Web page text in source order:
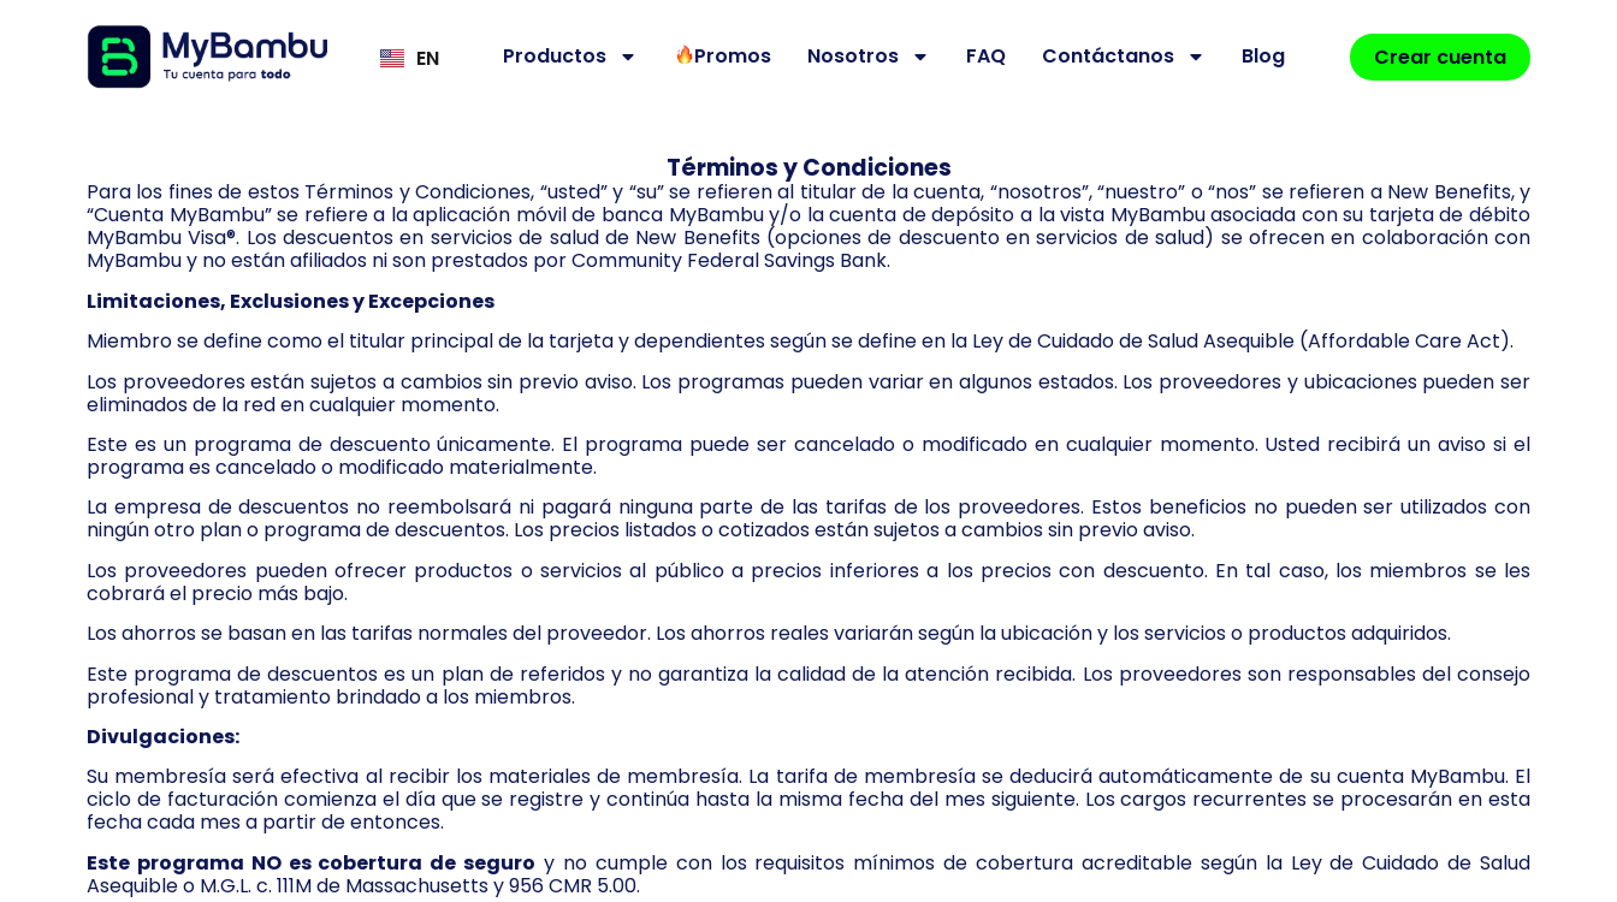
EN Crear cuenta
Productos Promos Nosotros FAQ Contáctanos Blog
Términos y Condiciones
Para los fines de estos Términos y Condiciones, “usted” y “su” se refieren al titular de la cuenta, “nosotros”, “nuestro” o “nos” se refieren a New Benefits, y
“Cuenta MyBambu” se refiere a la aplicación móvil de banca MyBambu y/o la cuenta de depósito a la vista MyBambu asociada con su tarjeta de débito
MyBambu Visa®. Los descuentos en servicios de salud de New Benefits (opciones de descuento en servicios de salud) se ofrecen en colaboración con
MyBambu y no están afiliados ni son prestados por Community Federal Savings Bank.
Limitaciones, Exclusiones y Excepciones
Miembro se define como el titular principal de la tarjeta y dependientes según se define en la Ley de Cuidado de Salud Asequible (Affordable Care Act).
Los proveedores están sujetos a cambios sin previo aviso. Los programas pueden variar en algunos estados. Los proveedores y ubicaciones pueden ser
eliminados de la red en cualquier momento.
Este es un programa de descuento únicamente. El programa puede ser cancelado o modificado en cualquier momento. Usted recibirá un aviso si el
programa es cancelado o modificado materialmente.
La empresa de descuentos no reembolsará ni pagará ninguna parte de las tarifas de los proveedores. Estos beneficios no pueden ser utilizados con
ningún otro plan o programa de descuentos. Los precios listados o cotizados están sujetos a cambios sin previo aviso.
Los proveedores pueden ofrecer productos o servicios al público a precios inferiores a los precios con descuento. En tal caso, los miembros se les
cobrará el precio más bajo.
Los ahorros se basan en las tarifas normales del proveedor. Los ahorros reales variarán según la ubicación y los servicios o productos adquiridos.
Este programa de descuentos es un plan de referidos y no garantiza la calidad de la atención recibida. Los proveedores son responsables del consejo
profesional y tratamiento brindado a los miembros.
Divulgaciones:
Su membresía será efectiva al recibir los materiales de membresía. La tarifa de membresía se deducirá automáticamente de su cuenta MyBambu. El
ciclo de facturación comienza el día que se registre y continúa hasta la misma fecha del mes siguiente. Los cargos recurrentes se procesarán en esta
fecha cada mes a partir de entonces.
Este programa NO es cobertura de seguro y no cumple con los requisitos mínimos de cobertura acreditable según la Ley de Cuidado de Salud
Asequible o M.G.L. c. 111M de Massachusetts y 956 CMR 5.00.